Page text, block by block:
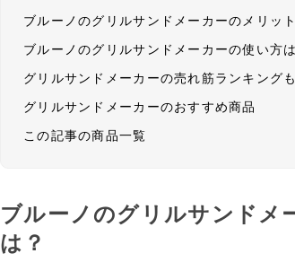
ブルーノのグリルサンドメーカーのメリッ
ブルーノのグリルサンドメーカーの使い方
グリルサンドメーカーの売れ筋ランキング
グリルサンドメーカーのおすすめ商品
この記事の商品一覧
ブルーノのグリルサンドメ
は？